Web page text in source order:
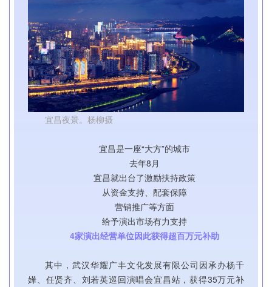
宜昌夜景。杨柳摄
宜昌是一座“大方”的城市
去年8月
宜昌就出台了激励扶持政策
从资金支持、配套保障
营销推广等方面
给予演出市场有力支持
4家演出经营单位因此获得超百万元补助
其中，武汉华耀广丰文化发展有限公司因承办杨千
嬅、任贤齐、刘若英巡回演唱会宜昌站，获得35万元补